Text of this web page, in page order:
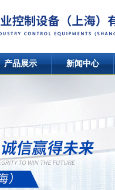
产品展示 新闻中心